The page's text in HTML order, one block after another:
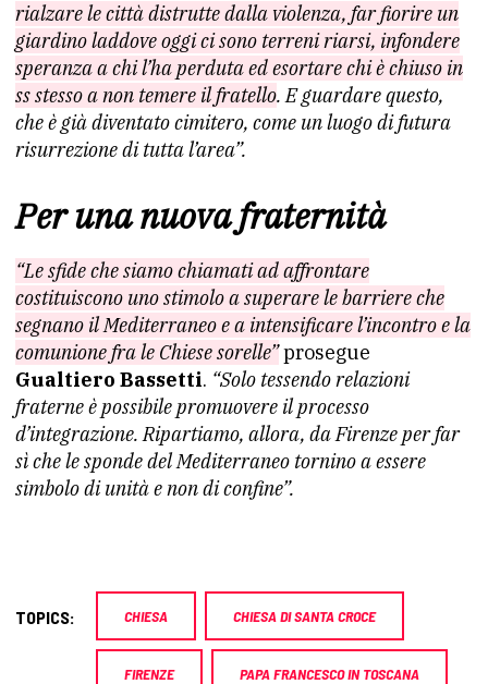
rialzare le città distrutte dalla violenza, far fiorire un
giardino laddove oggi ci sono terreni riarsi, infondere
speranza a chi l’ha perduta ed esortare chi è chiuso in
ss stesso a non temere il fratello. E guardare questo,
che è già diventato cimitero, come un luogo di futura
risurrezione di tutta l’area”.
Per una nuova fraternità
“Le sfide che siamo chiamati ad affrontare
costituiscono uno stimolo a superare le barriere che
segnano il Mediterraneo e a intensificare l’incontro e la
comunione fra le Chiese sorelle”prosegue
Gualtiero Bassetti. “Solo tessendo relazioni
fraterne è possibile promuovere il processo
d’integrazione. Ripartiamo, allora, da Firenze per far
sì che le sponde del Mediterraneo tornino a essere
simbolo di unità e non di confine”.
TOPICS: CHIESA CHIESA DI SANTA CROCE
FIRENZE PAPA FRANCESCO IN TOSCANA